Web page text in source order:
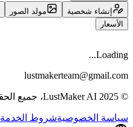
إنشاء شخصية
مولد الصور
الأسعار
Loading...
lustmakerteam@gmail.com
© 2025 LustMaker AI، جميع الحقوق محفوظة.
سياسة الخصوصيةشروط الخدمة